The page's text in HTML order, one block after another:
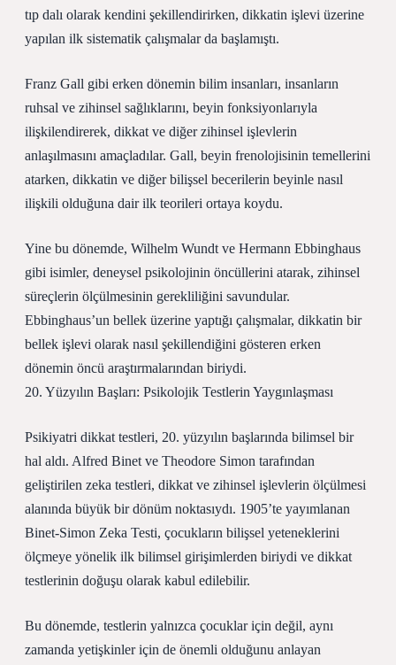
tıp dalı olarak kendini şekillendirirken, dikkatin işlevi üzerine
yapılan ilk sistematik çalışmalar da başlamıştı.
Franz Gall gibi erken dönemin bilim insanları, insanların
ruhsal ve zihinsel sağlıklarını, beyin fonksiyonlarıyla
ilişkilendirerek, dikkat ve diğer zihinsel işlevlerin
anlaşılmasını amaçladılar. Gall, beyin frenolojisinin temellerini
atarken, dikkatin ve diğer bilişsel becerilerin beyinle nasıl
ilişkili olduğuna dair ilk teorileri ortaya koydu.
Yine bu dönemde, Wilhelm Wundt ve Hermann Ebbinghaus
gibi isimler, deneysel psikolojinin öncüllerini atarak, zihinsel
süreçlerin ölçülmesinin gerekliliğini savundular.
Ebbinghaus’un bellek üzerine yaptığı çalışmalar, dikkatin bir
bellek işlevi olarak nasıl şekillendiğini gösteren erken
dönemin öncü araştırmalarından biriydi.
20. Yüzyılın Başları: Psikolojik Testlerin Yaygınlaşması
Psikiyatri dikkat testleri, 20. yüzyılın başlarında bilimsel bir
hal aldı. Alfred Binet ve Theodore Simon tarafından
geliştirilen zeka testleri, dikkat ve zihinsel işlevlerin ölçülmesi
alanında büyük bir dönüm noktasıydı. 1905’te yayımlanan
Binet-Simon Zeka Testi, çocukların bilişsel yeteneklerini
ölçmeye yönelik ilk bilimsel girişimlerden biriydi ve dikkat
testlerinin doğuşu olarak kabul edilebilir.
Bu dönemde, testlerin yalnızca çocuklar için değil, aynı
zamanda yetişkinler için de önemli olduğunu anlayan